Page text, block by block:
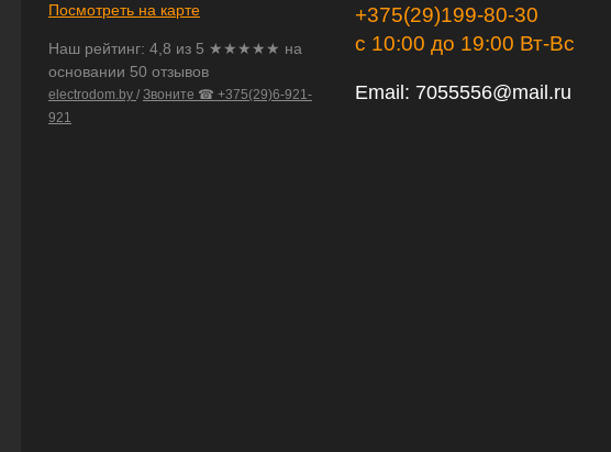
Посмотреть на карте
Наш рейтинг: 4,8 из 5 ★★★★★ на
основании 50 отзывов
electrodom.by / Звоните ☎ +375(29)6-921-
921
+375(29)199-80-30
с 10:00 до 19:00 Вт-Вс
Email: 7055556@mail.ru